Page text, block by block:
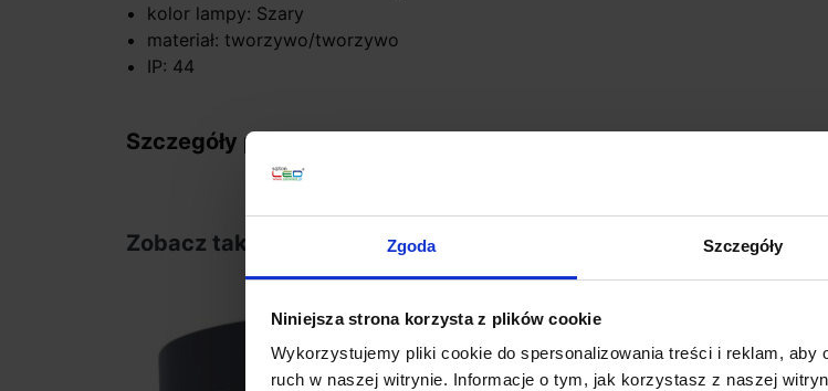
Zgoda Szczegóły
Niniejsza strona korzysta z plików cookie
Wykorzystujemy pliki cookie do spersonalizowania treści i reklam, aby
ruch w naszej witrynie. Informacje o tym, jak korzystasz z naszej
kolor lampy: Szary
materiał: tworzywo/tworzywo
IP: 44
Szczegóły produktu
Zobacz także